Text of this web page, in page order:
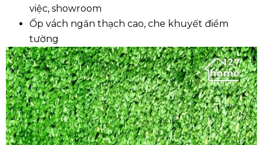
việc, showroom
Ốp vách ngăn thạch cao, che khuyết điểm
tường